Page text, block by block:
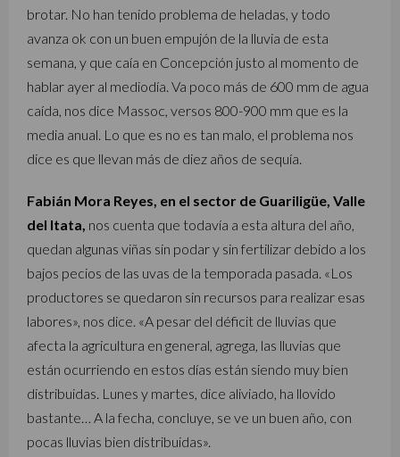
brotar. No han tenido problema de heladas, y todo
avanza ok con un buen empujón de la lluvia de esta
semana, y que caía en Concepción justo al momento de
hablar ayer al mediodía. Va poco más de 600 mm de agua
caída, nos dice Massoc, versos 800-900 mm que es la
media anual. Lo que es no es tan malo, el problema nos
dice es que llevan más de diez años de sequía.
Fabián Mora Reyes, en el sector de Guariligüe, Valle
del Itata, nos cuenta que todavía a esta altura del año,
quedan algunas viñas sin podar y sin fertilizar debido a los
bajos pecios de las uvas de la temporada pasada. «Los
productores se quedaron sin recursos para realizar esas
labores», nos dice. «A pesar del déficit de lluvias que
afecta la agricultura en general, agrega, las lluvias que
están ocurriendo en estos días están siendo muy bien
distribuidas. Lunes y martes, dice aliviado, ha llovido
bastante… A la fecha, concluye, se ve un buen año, con
pocas lluvias bien distribuidas».